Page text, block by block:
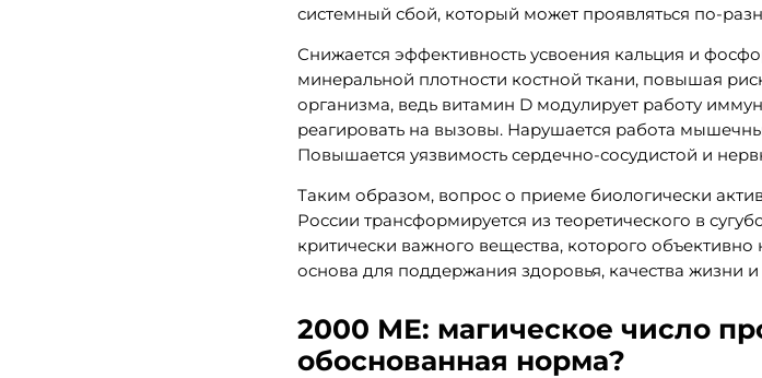
системный сбой, который может проявляться по-
Снижается эффективность усвоения кальция и
минеральной плотности костной ткани, повышая
организма, ведь витамин D модулирует работу
реагировать на вызовы. Нарушается работа
Повышается уязвимость сердечно-сосудистой и
Таким образом, вопрос о приеме биологически
России трансформируется из теоретического в
критически важного вещества, которого
основа для поддержания здоровья, качества жизни и
2000 МЕ: магическое число
обоснованная норма?